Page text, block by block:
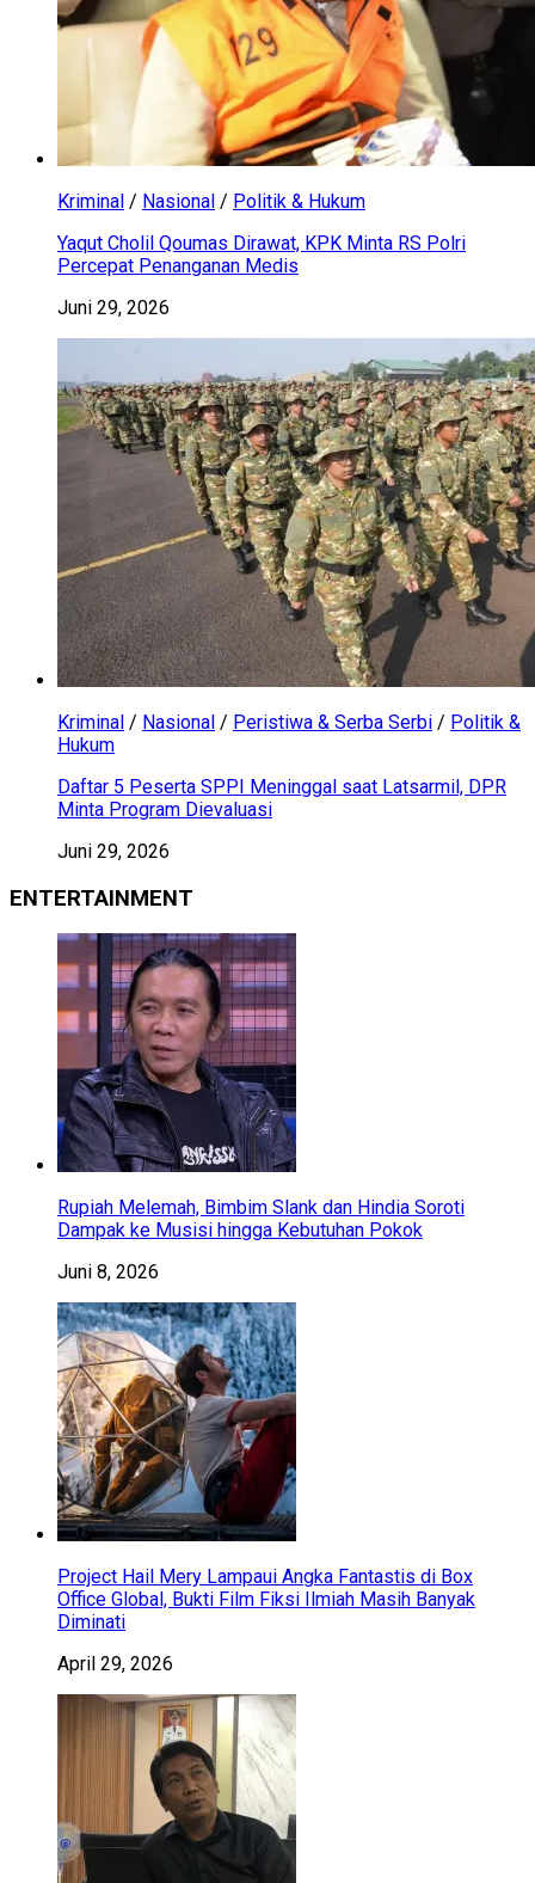
Kriminal / Nasional / Politik & Hukum
Yaqut Cholil Qoumas Dirawat, KPK Minta RS Polri
Percepat Penanganan Medis
Juni 29, 2026
Kriminal / Nasional / Peristiwa & Serba Serbi / Politik &
Hukum
Daftar 5 Peserta SPPI Meninggal saat Latsarmil, DPR
Minta Program Dievaluasi
Juni 29, 2026
ENTERTAINMENT
Rupiah Melemah, Bimbim Slank dan Hindia Soroti
Dampak ke Musisi hingga Kebutuhan Pokok
Juni 8, 2026
Project Hail Mery Lampaui Angka Fantastis di Box
Office Global, Bukti Film Fiksi Ilmiah Masih Banyak
Diminati
April 29, 2026